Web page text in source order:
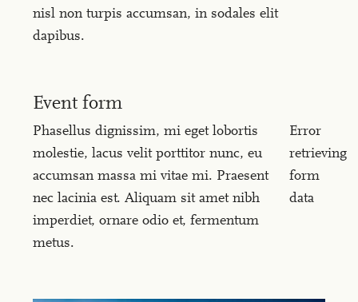
nisl non turpis accumsan, in sodales elit
dapibus.
Event form
Phasellus dignissim, mi eget lobortis
molestie, lacus velit porttitor nunc, eu
accumsan massa mi vitae mi. Praesent
nec lacinia est. Aliquam sit amet nibh
imperdiet, ornare odio et, fermentum
metus.
Error
retrieving
form
data